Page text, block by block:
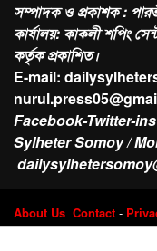
সম্পাদক ও প্রকাশক :
কার্যালয়: কাকলী শপিং
কর্তৃক প্রকাশিত।
E-mail:
Facebook-Twitter-
Sylheter Somoy /
About Us Contact -
Design